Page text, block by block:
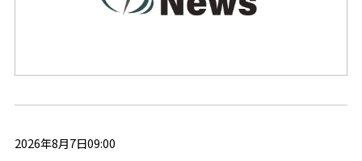
2026年8月7日09:00